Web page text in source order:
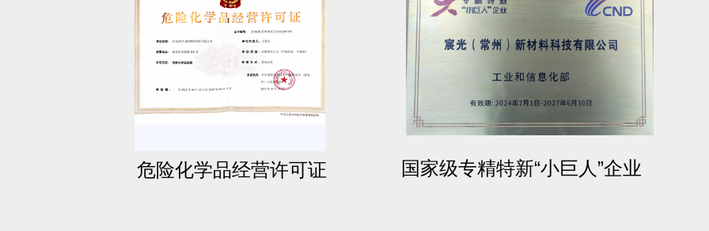
危险化学品经营许可证 国家级专精特新“小巨人”企业